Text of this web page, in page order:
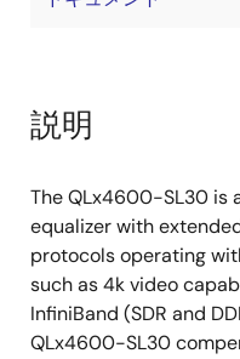
説明
The QLx4600-SL30 is
equalizer with
protocols operating
such as 4k video
InfiniBand (SDR and
QLx4600-SL30